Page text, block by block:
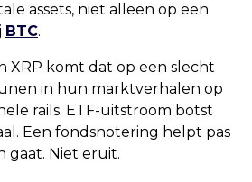
assets, niet alleen op een
BTC.
XRP komt dat op een slecht
in hun marktverhalen op
rails. ETF-uitstroom botst
Een fondsnotering helpt pas
gaat. Niet eruit.